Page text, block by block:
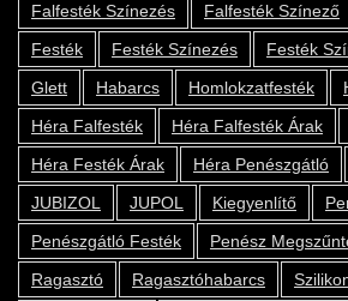
Falfesték Színezés
Falfesték Színező
Festék
Festék Színezés Festék
Glett
Habarcs Homlokzatfesték
Héra Falfesték
Héra Falfesték Árak
Héra Festék Árak
Héra Penészgátló
JUBIZOL
JUPOL Kiegyenlítő
Penészgátló Festék
Penész
Ragasztó
Ragasztóhabarcs